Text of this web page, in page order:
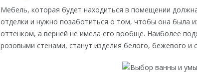
Мебель, которая будет находиться в помещении
отделки и нужно позаботиться о том, чтобы она была
оттенком, а верней не имела его вообще. Наиболее
розовыми стенами, станут изделия белого, бежевого и